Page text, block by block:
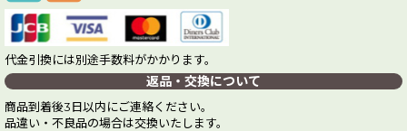
代金引換には別途手数料がかかります。
返品・交換について
商品到着後3日以内にご連絡ください。
品違い・不良品の場合は交換いたします。